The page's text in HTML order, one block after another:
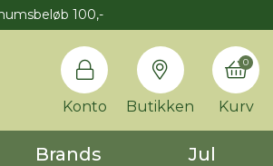
100,-
Konto Butikken Kurv
0
Brands Jul